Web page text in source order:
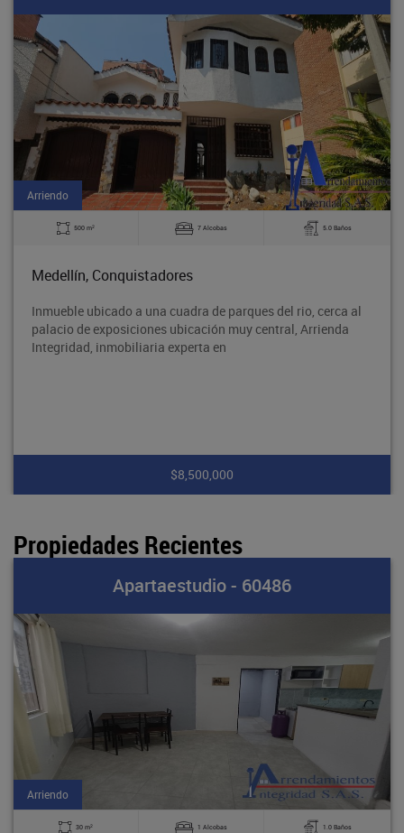
Arriendo
500 m 2 7 Alcobas 5.0 Baños
Medellín, Conquistadores
Inmueble ubicado a una cuadra de parques del rio, cerca al
palacio de exposiciones ubicación muy central, Arrienda
Integridad, inmobiliaria experta en
$8,500,000
Propiedades Recientes
Apartaestudio - 60486
Arriendo
30 m2 1 Alcobas 1.0 Baños